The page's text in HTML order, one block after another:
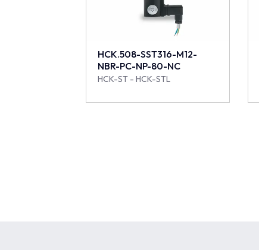
HCK.508-SST316-M12-
NBR-PC-NP-80-NC
HCK-ST - HCK-STL